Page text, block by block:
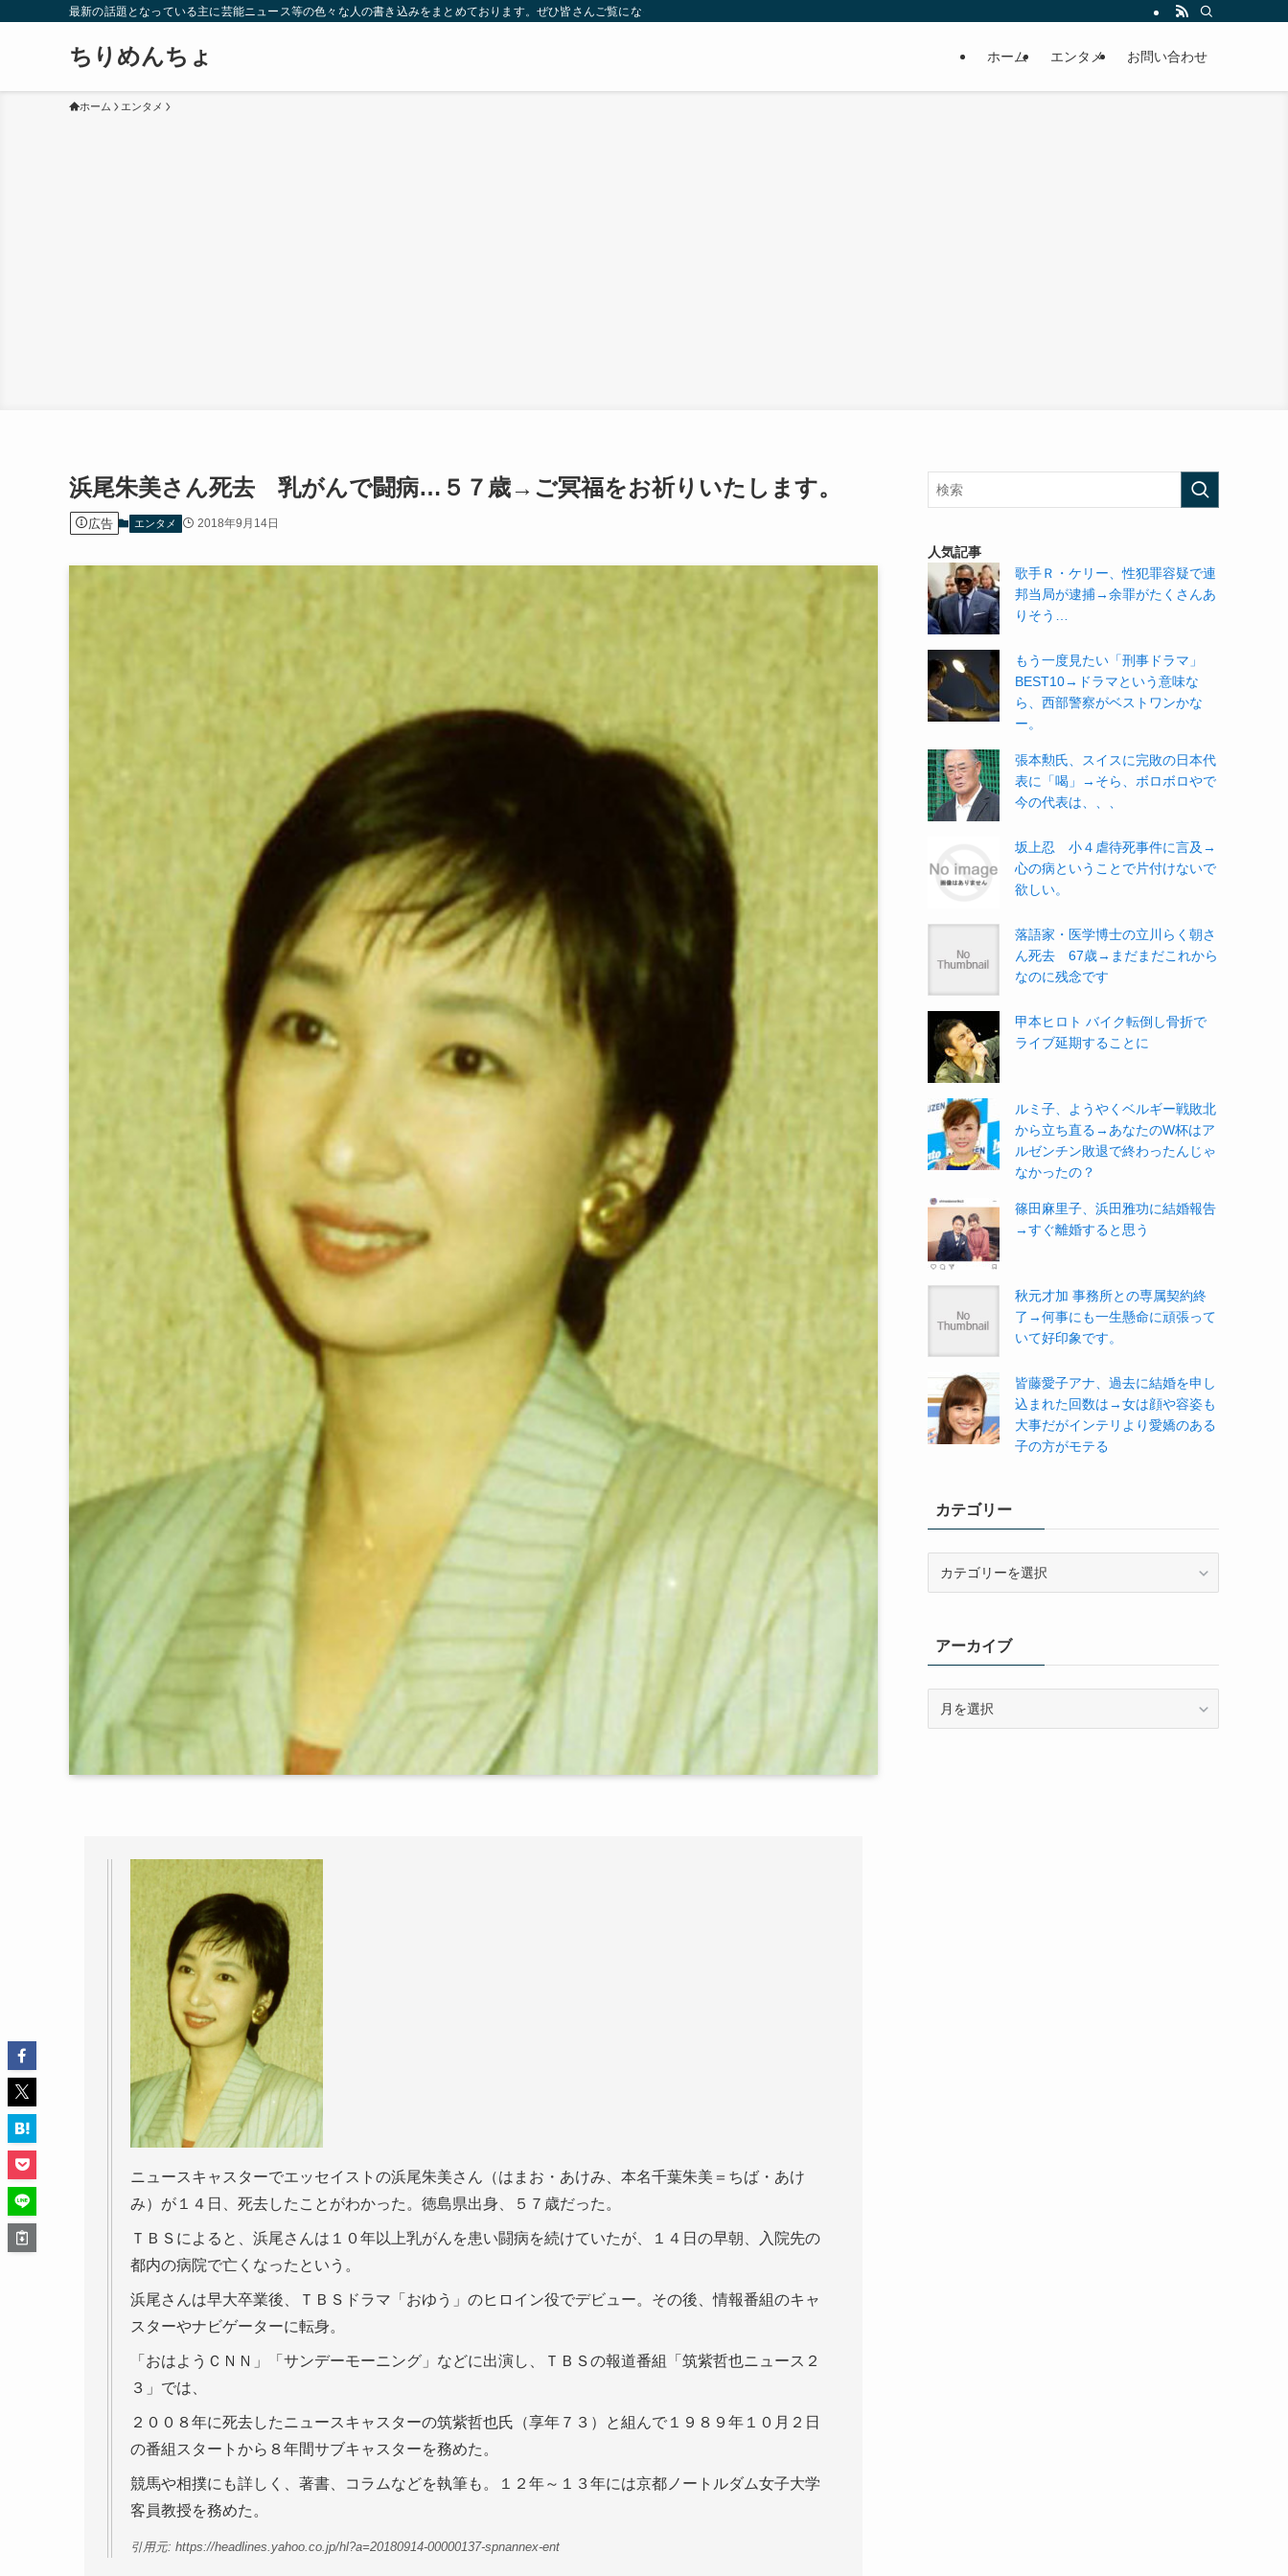
最新の話題となっている主に芸能ニュース等の色々な人の書き込みをまとめております。ぜひ皆さんご覧になっていってください。
ちりめんちょ ホーム エンタメ お問い合わせ
ホーム エンタメ
浜尾朱美さん死去 乳がんで闘病…５７歳→ご冥福をお祈りいたします。
広告 エンタメ 2018年9月14日
ニュースキャスターでエッセイストの浜尾朱美さん（はまお・あけみ、本名千葉朱美＝ちば・あけ
み）が１４日、死去したことがわかった。徳島県出身、５７歳だった。
ＴＢＳによると、浜尾さんは１０年以上乳がんを患い闘病を続けていたが、１４日の早朝、入院先の
都内の病院で亡くなったという。
浜尾さんは早大卒業後、ＴＢＳドラマ「おゆう」のヒロイン役でデビュー。その後、情報番組のキャ
スターやナビゲーターに転身。
「おはようＣＮＮ」「サンデーモーニング」などに出演し、ＴＢＳの報道番組「筑紫哲也ニュース２
３」では、
２００８年に死去したニュースキャスターの筑紫哲也氏（享年７３）と組んで１９８９年１０月２日
の番組スタートから８年間サブキャスターを務めた。
競馬や相撲にも詳しく、著書、コラムなどを執筆も。１２年～１３年には京都ノートルダム女子大学
客員教授を務めた。
引用元: https://headlines.yahoo.co.jp/hl?a=20180914-00000137-spnannex-ent
人気記事
歌手Ｒ・ケリー、性犯罪容疑で連
邦当局が逮捕→余罪がたくさんあ
りそう…
もう一度見たい「刑事ドラマ」
BEST10→ドラマという意味な
ら、西部警察がベストワンかな
ー。
張本勲氏、スイスに完敗の日本代
表に「喝」→そら、ボロボロやで
今の代表は、、、
坂上忍 小４虐待死事件に言及→
心の病ということで片付けないで
欲しい。
落語家・医学博士の立川らく朝さ
ん死去 67歳→まだまだこれから
なのに残念です
甲本ヒロト バイク転倒し骨折で
ライブ延期することに
ルミ子、ようやくベルギー戦敗北
から立ち直る→あなたのW杯はア
ルゼンチン敗退で終わったんじゃ
なかったの？
篠田麻里子、浜田雅功に結婚報告
→すぐ離婚すると思う
秋元才加 事務所との専属契約終
了→何事にも一生懸命に頑張って
いて好印象です。
皆藤愛子アナ、過去に結婚を申し
込まれた回数は→女は顔や容姿も
大事だがインテリより愛嬌のある
子の方がモテる
カテゴリー
ーアーカイブ